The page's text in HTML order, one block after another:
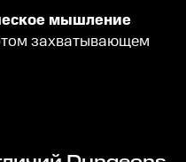
мышление
захватывающем